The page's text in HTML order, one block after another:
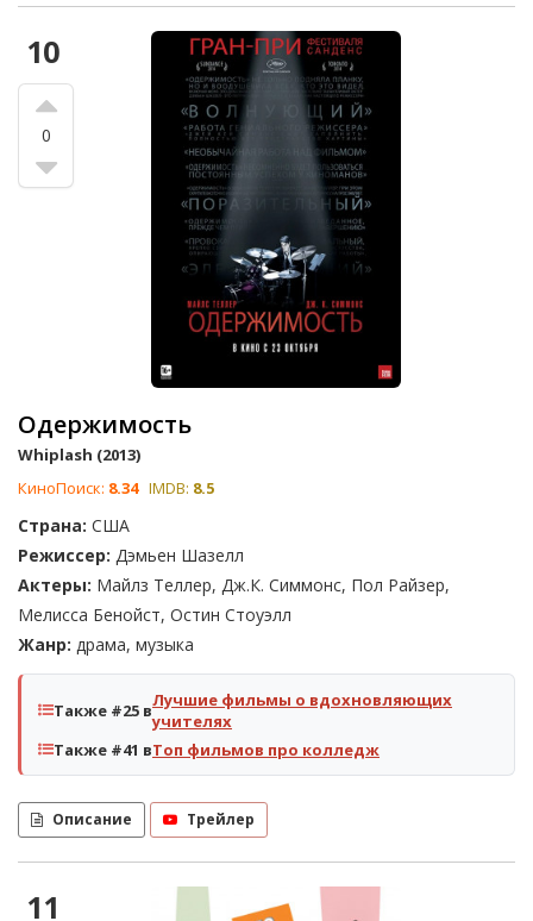
10
0
Одержимость
Whiplash (2013)
КиноПоиск: 8.34 IMDB: 8.5
Страна: США
Режиссер: Дэмьен Шазелл
Актеры: Майлз Теллер, Дж.К. Симмонс, Пол Райзер,
Мелисса Бенойст, Остин Стоуэлл
Жанр: драма, музыка
Также #25 вЛучшие фильмы о вдохновляющих
учителях
Также #41 вТоп фильмов про колледж
Описание Трейлер
11